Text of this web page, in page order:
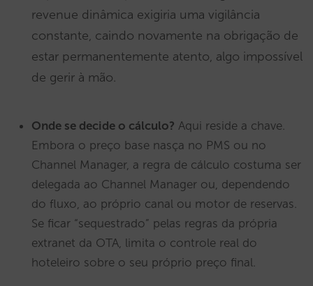
revenue dinâmica exigiria uma vigilância
constante, caindo novamente na obrigação de
estar permanentemente atento, algo impossível
de gerir à mão.
Onde se decide o cálculo? Aqui reside a chave.
Embora o preço base nasça no PMS ou no
Channel Manager, a regra de cálculo costuma ser
delegada ao Channel Manager ou, dependendo
do fluxo, ao próprio canal ou motor de reservas.
Se ficar “sequestrado” pelas regras da própria
extranet da OTA, limita o controle real do
hoteleiro sobre o seu próprio preço final.